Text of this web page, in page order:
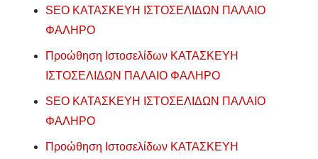
SEO ΚΑΤΑΣΚΕΥΗ ΙΣΤΟΣΕΛΙΔΩΝ ΠΑΛΑΙΟ
ΦΑΛΗΡΟ
Προώθηση Ιστοσελίδων ΚΑΤΑΣΚΕΥΗ
ΙΣΤΟΣΕΛΙΔΩΝ ΠΑΛΑΙΟ ΦΑΛΗΡΟ
SEO ΚΑΤΑΣΚΕΥΗ ΙΣΤΟΣΕΛΙΔΩΝ ΠΑΛΑΙΟ
ΦΑΛΗΡΟ
Προώθηση Ιστοσελίδων ΚΑΤΑΣΚΕΥΗ